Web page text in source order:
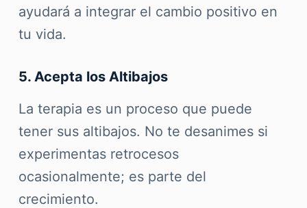
ayudará a integrar el cambio positivo en
tu vida.
5. Acepta los Altibajos
La terapia es un proceso que puede
tener sus altibajos. No te desanimes si
experimentas retrocesos
ocasionalmente; es parte del
crecimiento.